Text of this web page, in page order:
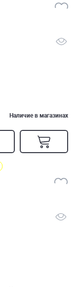
Наличие в магазинах